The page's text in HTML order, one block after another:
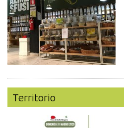
Territorio